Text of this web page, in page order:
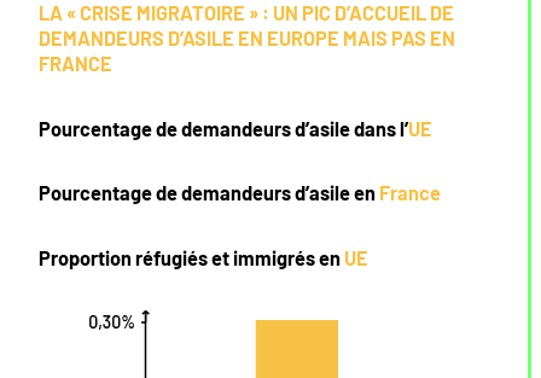
LA « CRISE MIGRATOIRE » : UN PIC D’ACCUEIL DE
DEMANDEURS D’ASILE EN EUROPE MAIS PAS EN
FRANCE
Pourcentage de demandeurs d’asile dans l’UE
Pourcentage de demandeurs d’asile en France
Proportion réfugiés et immigrés en UE